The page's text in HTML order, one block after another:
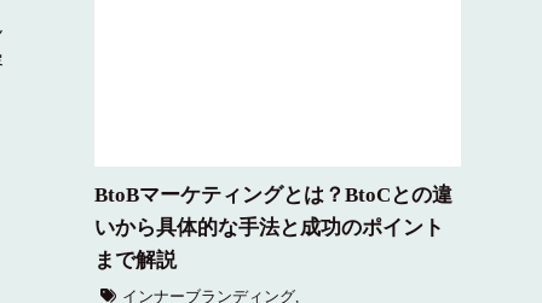
BtoBマーケティングとは？BtoCとの違
いから具体的な手法と成功のポイント
まで解説
インナーブランディング